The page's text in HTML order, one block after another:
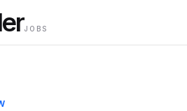
JOBS